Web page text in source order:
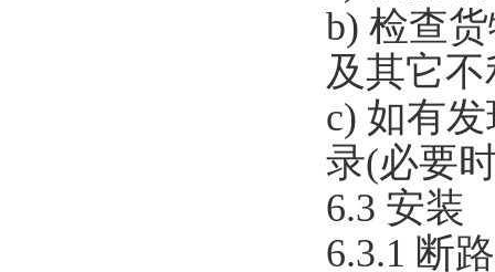
b) 检查
及其它
c) 如有
录(必要
6.3 安装
6.3.1 断